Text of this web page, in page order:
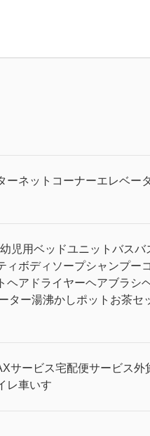
ーネットコーナーエレベー
幼児用ベッドユニットバスバ
ィ ボディソープシャンプー
ヘアドライヤーヘアブラシ
ター湯沸かしポット お茶セ
サービス宅配便サービス外
レ車いす